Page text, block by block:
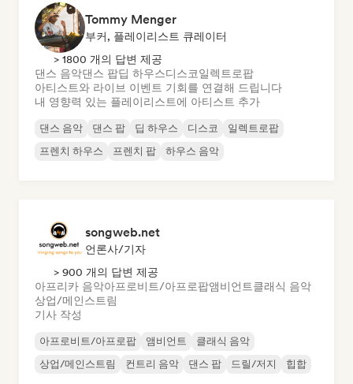
Tommy Menger
부커, 플레이리스트 큐레이터
> 1800 개의 답변 제공
댄스 음악댄스 팝딥 하우스디스코일렉트로팝
아티스트와 라이브 이벤트 기회를 연결해 드립니다
내 영향력 있는 플레이리스트에 아티스트 추가
댄스 음악 댄스 팝 딥 하우스 디스코
일렉트로팝
프렌치 하우스
프렌치 팝 하우스 음악
songweb.net
언론사/기자
> 900 개의 답변 제공
아프리카 음악아프로비트/아프로팝앰비언트클래식 음악
상업/메인스트림
기사 작성
아프로비트/아프로팝 앰비언트
클래식 음악
상업/메인스트림
컨트리 음악 댄스 팝 드릴/저지 힙합